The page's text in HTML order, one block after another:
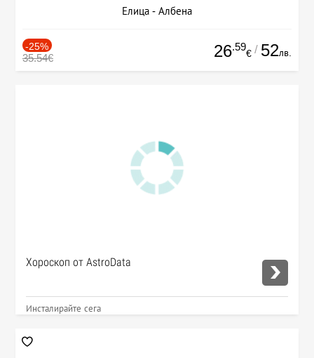
Елица - Албена
-25%
35.54€ 26.59
€ / 52лв.
Хороскоп от AstroData
Инсталирайте сега